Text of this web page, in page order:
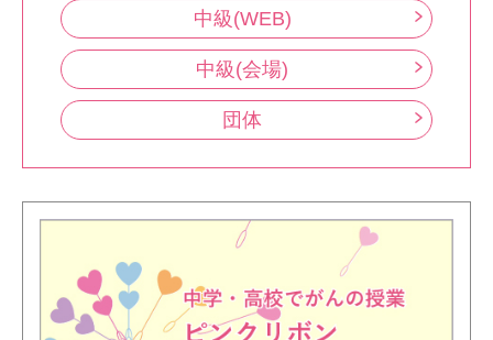
中級(WEB)
中級(会場)
団体